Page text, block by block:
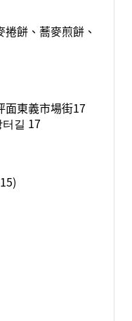
餅、蕎麥煎餅、
面東義市場街17
길 17